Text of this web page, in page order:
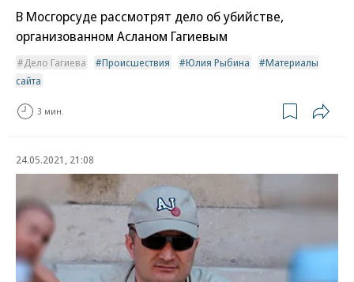
В Мосгорсуде рассмотрят дело об убийстве,
организованном Асланом Гагиевым
Дело Гагиева Происшествия Юлия Рыбина
Материалы
сайта
3 мин.
24.05.2021, 21:08